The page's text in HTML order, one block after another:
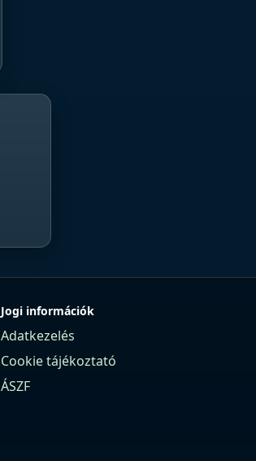
Jogi információk
Adatkezelés
Cookie tájékoztató
ÁSZF